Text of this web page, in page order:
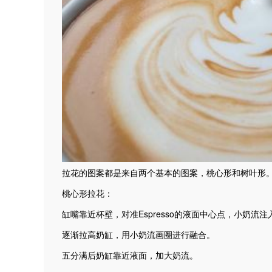
拉花的图案都是来自两个基本的图案，桃心形和树叶形
桃心形拉花：
缸嘴靠近杯壁，对准Espresso的液面中心点，小奶流注
逐渐拉高奶缸，用小奶流画圈进行融合。
五分满后奶缸靠近液面，加大奶流。